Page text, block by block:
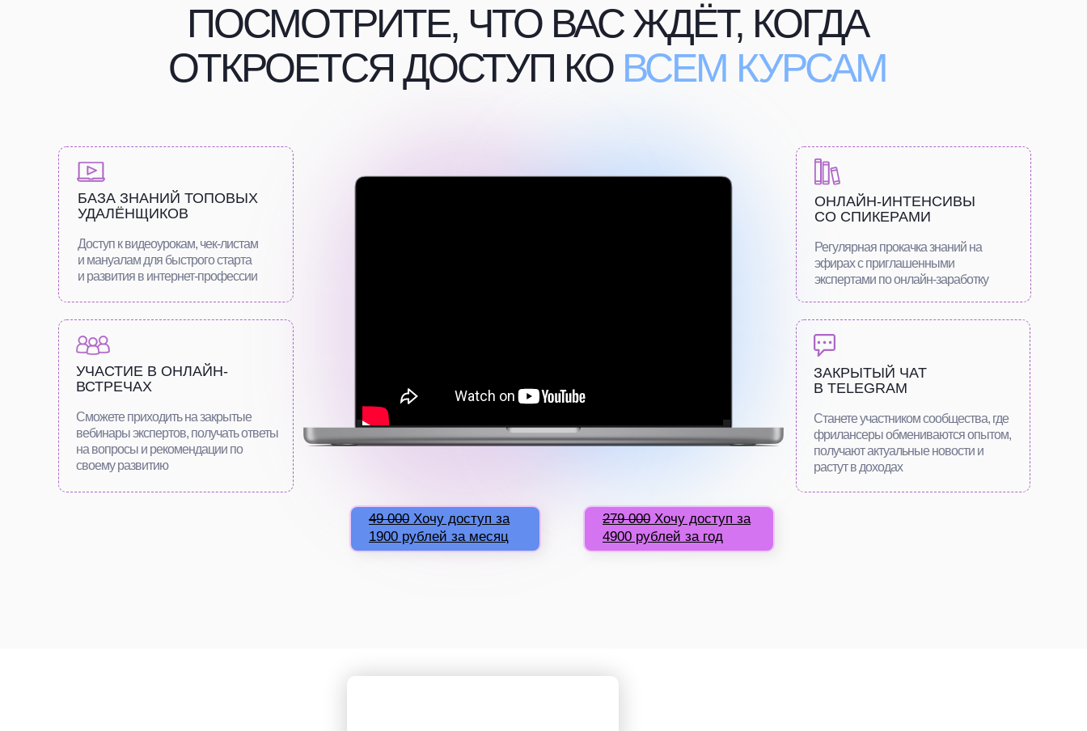
49 000 Хочу доступ за
1900 рублей за месяц
279 000 Хочу доступ за
4900 рублей за год
ПОСМОТРИТЕ, ЧТО ВАС ЖДЁТ, КОГДА
ОТКРОЕТСЯ ДОСТУП КО ВСЕМ КУРСАМ
ОНЛАЙН-ИНТЕНСИВЫ
СО СПИКЕРАМИ
Регулярная прокачка знаний на
эфирах с приглашенными
экспертами по онлайн-заработку
Доступ к видеоурокам, чек-листам
и мануалам для быстрого старта
и развития в интернет-профессии
БАЗА ЗНАНИЙ ТОПОВЫХ
УДАЛЁНЩИКОВ
УЧАСТИЕ В ОНЛАЙН-
ВСТРЕЧАХ
ЗАКРЫТЫЙ ЧАТ
В TELEGRAM
Сможете приходить на закрытые
вебинары экспертов, получать ответы
на вопросы и рекомендации по
своему развитию
Станете участником сообщества, где
фрилансеры обмениваются опытом,
получают актуальные новости и
растут в доходах